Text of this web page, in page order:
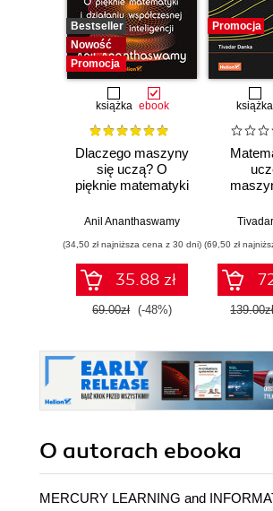
Bestseller
Nowość
Promocja
książka ebook
Dlaczego maszyny
się uczą? O
pięknie matematyki
współczesnej
inteligencji
Anil Ananthaswamy
(34,50 zł najniższa cena z 30 dni)
35.88 zł
69.00zł (-48%)
Promocja
książka
liniową,
(69,50 zł
O autorach ebooka
MERCURY LEARNING and